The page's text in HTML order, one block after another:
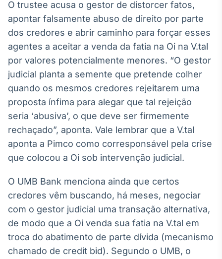
O trustee acusa o gestor de distorcer fatos,
apontar falsamente abuso de direito por parte
dos credores e abrir caminho para forçar esses
agentes a aceitar a venda da fatia na Oi na V.tal
por valores potencialmente menores. “O gestor
judicial planta a semente que pretende colher
quando os mesmos credores rejeitarem uma
proposta ínfima para alegar que tal rejeição
seria ‘abusiva’, o que deve ser firmemente
rechaçado”, aponta. Vale lembrar que a V.tal
aponta a Pimco como corresponsável pela crise
que colocou a Oi sob intervenção judicial.
O UMB Bank menciona ainda que certos
credores vêm buscando, há meses, negociar
com o gestor judicial uma transação alternativa,
de modo que a Oi venda sua fatia na V.tal em
troca do abatimento de parte dívida (mecanismo
chamado de credit bid). Segundo o UMB, o